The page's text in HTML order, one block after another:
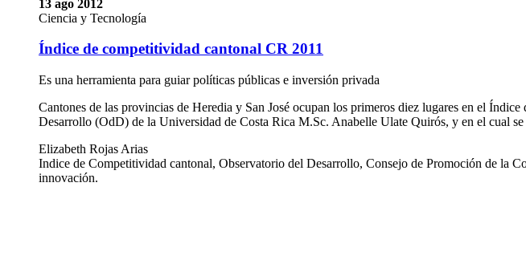
13 ago 2012
Ciencia y Tecnología
Índice de competitividad cantonal CR 2011
Es una herramienta para guiar políticas públicas e inversión privada
Cantones de las provincias de Heredia y San José ocupan los primeros diez lugares en el
Desarrollo (OdD) de la Universidad de Costa Rica M.Sc. Anabelle Ulate Quirós, y en el cual
Elizabeth Rojas Arias
Indice de Competitividad cantonal, Observatorio del Desarrollo, Consejo de Promoción de la
innovación.